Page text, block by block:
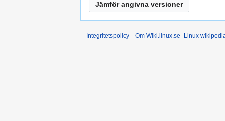
Integritetspolicy Om Wiki.linux.se -Linux